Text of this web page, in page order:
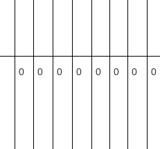
0 0 0 0 0 0 0 0